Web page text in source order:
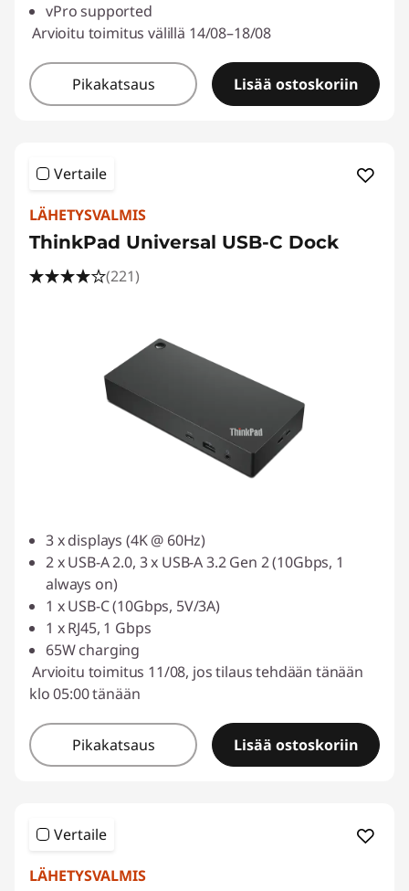
vPro supported
Arvioitu toimitus välillä 14/08–18/08
Pikakatsaus Lisää ostoskoriin
Vertaile
LÄHETYSVALMIS
ThinkPad Universal USB-C Dock
(221)
3 x displays (4K @ 60Hz)
2 x USB-A 2.0, 3 x USB-A 3.2 Gen 2 (10Gbps, 1
always on)
1 x USB-C (10Gbps, 5V/3A)
1 x RJ45, 1 Gbps
65W charging
Arvioitu toimitus 11/08, jos tilaus tehdään tänään
klo 05:00 tänään
Pikakatsaus Lisää ostoskoriin
Vertaile
LÄHETYSVALMIS